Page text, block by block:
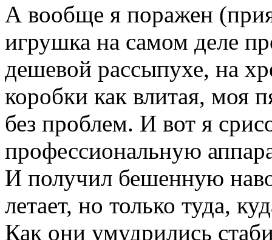
А вообще я поражен
игрушка на самом деле
дешевой рассыпухе, на
коробки как влитая, моя
без проблем. И вот я
профессиональную
И получил бешенную
летает, но только туда,
Как они умудрились